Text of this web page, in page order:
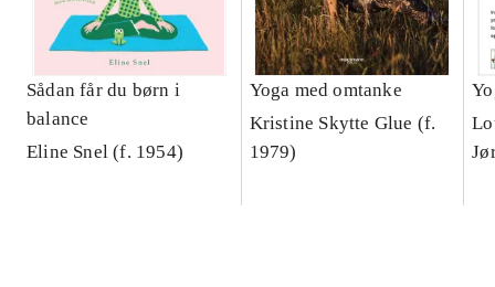
Sådan får du børn i
balance
Eline Snel (f. 1954)
Yoga med omtanke
Kristine Skytte Glue (f.
1979)